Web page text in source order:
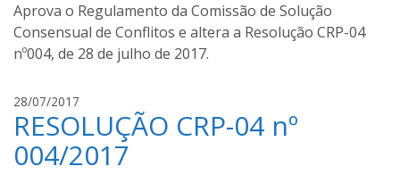
n
a
L
e
r
d
Aprova o Regulamento da Comissão de Solução
Consensual de Conflitos e altera a Resolução CRP-04
nº004, de 28 de julho de 2017.
28/07/2017
u
c
i
RESOLUÇÃO CRP-04 nº
004/2017